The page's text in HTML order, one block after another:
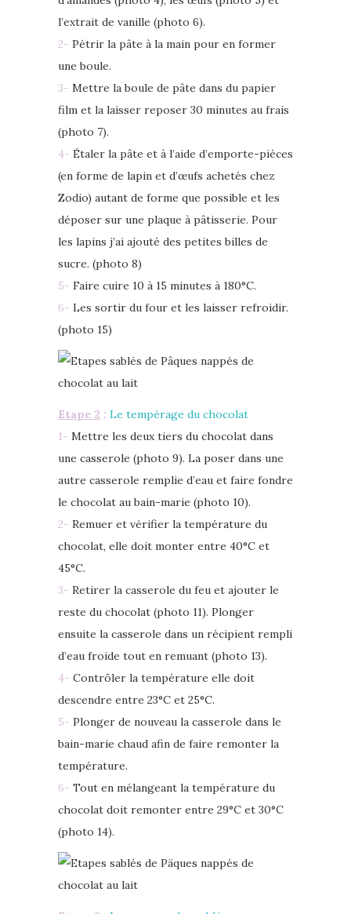
l’extrait de vanille (photo 6).
2- Pétrir la pâte à la main pour en former
une boule.
3- Mettre la boule de pâte dans du papier
film et la laisser reposer 30 minutes au frais
(photo 7).
4- Étaler la pâte et à l’aide d’emporte-pièces
(en forme de lapin et d’œufs achetés chez
Zodio) autant de forme que possible et les
déposer sur une plaque à pâtisserie. Pour
les lapins j’ai ajouté des petites billes de
sucre. (photo 8)
5- Faire cuire 10 à 15 minutes à 180°C.
6- Les sortir du four et les laisser refroidir.
(photo 15)
Etape 2 : Le tempérage du chocolat
1- Mettre les deux tiers du chocolat dans
une casserole (photo 9). La poser dans une
autre casserole remplie d’eau et faire fondre
le chocolat au bain-marie (photo 10).
2- Remuer et vérifier la température du
chocolat, elle doit monter entre 40°C et
45°C.
3- Retirer la casserole du feu et ajouter le
reste du chocolat (photo 11). Plonger
ensuite la casserole dans un récipient rempli
d’eau froide tout en remuant (photo 13).
4- Contrôler la température elle doit
descendre entre 23°C et 25°C.
5- Plonger de nouveau la casserole dans le
bain-marie chaud afin de faire remonter la
température.
6- Tout en mélangeant la température du
chocolat doit remonter entre 29°C et 30°C
(photo 14).